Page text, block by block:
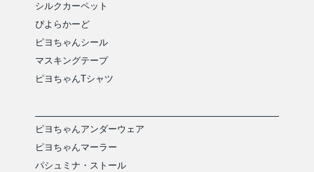
シルクカーペット
ぴよらかーど
ピヨちゃんシール
マスキングテープ
ピヨちゃんTシャツ
ピヨちゃんアンダーウェア
ピヨちゃんマーラー
パシュミナ・ストール